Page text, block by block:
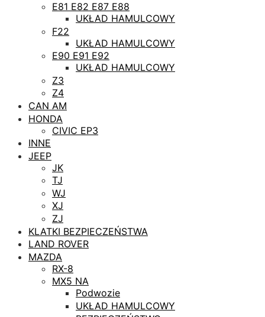
E81 E82 E87 E88
UKŁAD HAMULCOWY
F22
UKŁAD HAMULCOWY
E90 E91 E92
UKŁAD HAMULCOWY
Z3
Z4
CAN AM
HONDA
CIVIC EP3
INNE
JEEP
JK
TJ
WJ
XJ
ZJ
KLATKI BEZPIECZEŃSTWA
LAND ROVER
MAZDA
RX-8
MX5 NA
Podwozie
UKŁAD HAMULCOWY